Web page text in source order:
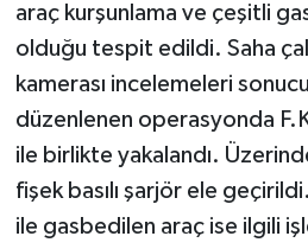
araç kurşunlama ve çeşitli
olduğu tespit edildi. Saha
kamerası incelemeleri
düzenlenen operasyonda
ile birlikte yakalandı.
fişek basılı şarjör ele
ile gasbedilen araç ise ilgili